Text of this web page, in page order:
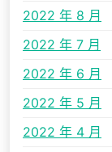
2022 年 8 月
2022 年 7 月
2022 年 6 月
2022 年 5 月
2022 年 4 月